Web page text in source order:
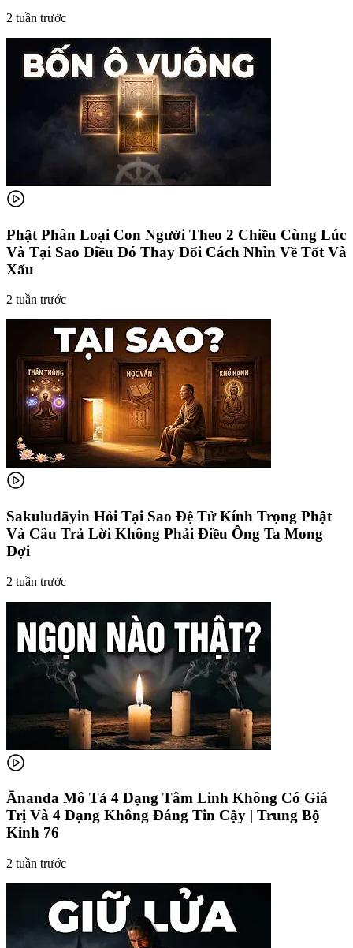
2 tuần trước
Phật Phân Loại Con Người Theo 2 Chiều Cùng Lúc
Và Tại Sao Điều Đó Thay Đổi Cách Nhìn Về Tốt Và
Xấu
2 tuần trước
Sakuludāyin Hỏi Tại Sao Đệ Tử Kính Trọng Phật
Và Câu Trả Lời Không Phải Điều Ông Ta Mong
Đợi
2 tuần trước
Ānanda Mô Tả 4 Dạng Tâm Linh Không Có Giá
Trị Và 4 Dạng Không Đáng Tin Cậy | Trung Bộ
Kinh 76
2 tuần trước